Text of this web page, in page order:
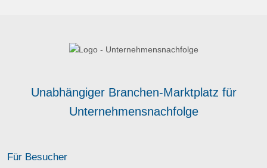
Unabhängiger Branchen-Marktplatz für
Unternehmensnachfolge
Für Besucher